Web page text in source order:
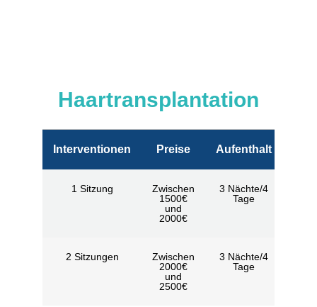
Haartransplantation
Interventionen Preise Aufenthalt
1 Sitzung
Zwischen
1500€
und
2000€
3 Nächte/4
Tage
2 Sitzungen
Zwischen
2000€
und
2500€
3 Nächte/4
Tage